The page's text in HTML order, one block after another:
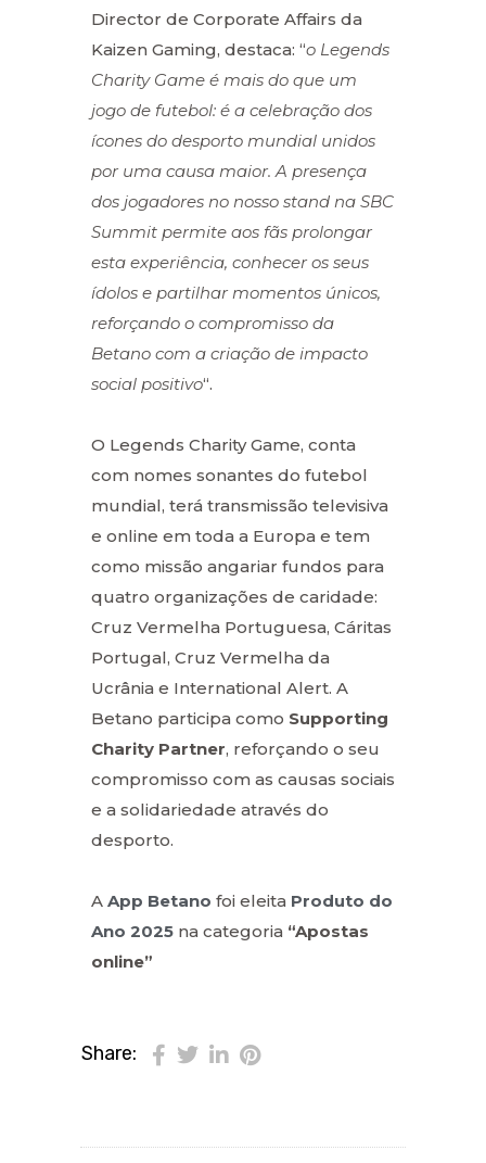
Director de Corporate Affairs da
Kaizen Gaming, destaca: “o Legends
Charity Game é mais do que um
jogo de futebol: é a celebração dos
ícones do desporto mundial unidos
por uma causa maior. A presença
dos jogadores no nosso stand na SBC
Summit permite aos fãs prolongar
esta experiência, conhecer os seus
ídolos e partilhar momentos únicos,
reforçando o compromisso da
Betano com a criação de impacto
social positivo“.
O Legends Charity Game, conta
com nomes sonantes do futebol
mundial, terá transmissão televisiva
e online em toda a Europa e tem
como missão angariar fundos para
quatro organizações de caridade:
Cruz Vermelha Portuguesa, Cáritas
Portugal, Cruz Vermelha da
Ucrânia e International Alert. A
Betano participa como Supporting
Charity Partner, reforçando o seu
compromisso com as causas sociais
e a solidariedade através do
desporto.
A App Betano foi eleita Produto do
Ano 2025 na categoria “Apostas
online”
Share: